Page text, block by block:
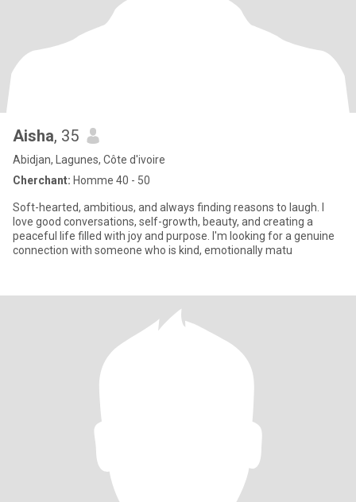
Aisha, 35
Abidjan, Lagunes, Côte d'ivoire
Cherchant: Homme 40 - 50
Soft-hearted, ambitious, and always finding reasons to laugh. I
love good conversations, self-growth, beauty, and creating a
peaceful life filled with joy and purpose. I'm looking for a genuine
connection with someone who is kind, emotionally matu